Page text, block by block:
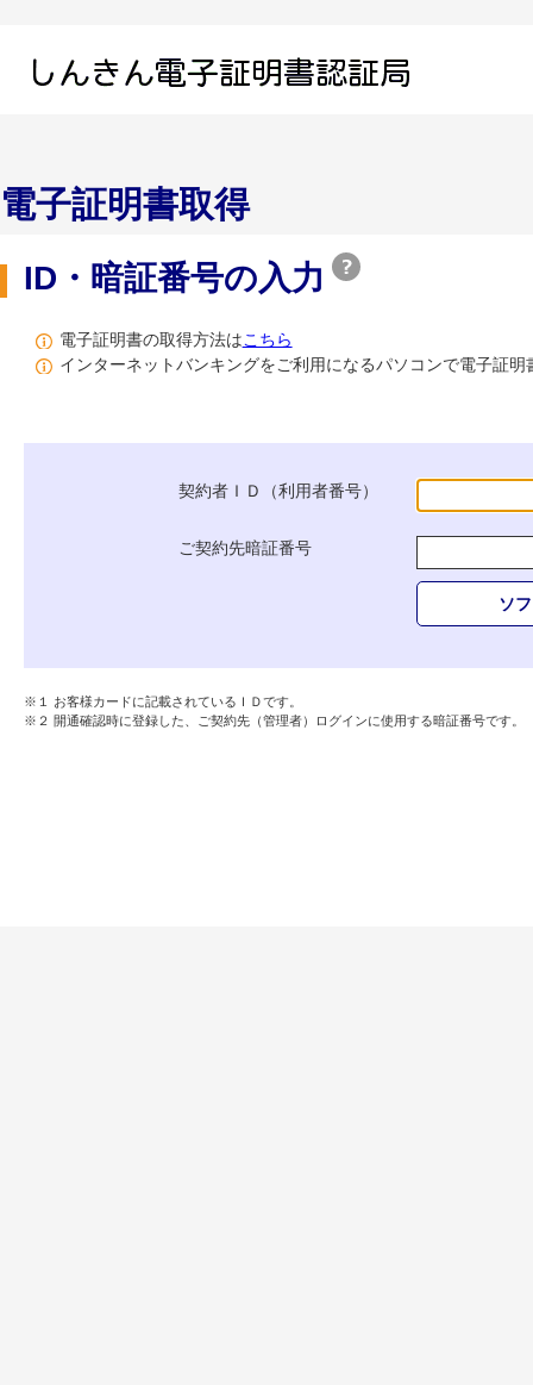
電子証明書取得
ID・暗証番号の入力
電子証明書の取得方法はこちら
インターネットバンキングをご利用になるパソコンで電子証
契約者ＩＤ（利用者番号）
ご契約先暗証番号
ソ
※１ お客様カードに記載されているＩＤです。
※２ 開通確認時に登録した、ご契約先（管理者）ログインに使用する暗証番号です。